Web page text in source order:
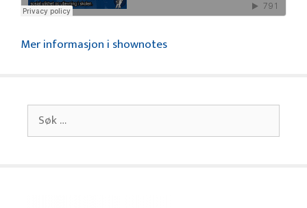
Mer informasjon i shownotes
Søk
etter: